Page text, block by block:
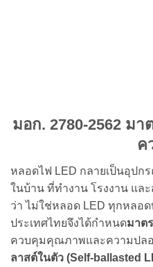
มอก. 2780-2562 ม
ค
หลอดไฟ LED กลายเป็นอุปก
ในบ้าน ที่ทำงาน โรงงาน แล
ว่า ไม่ใช่หลอด LED ทุกหลอ
ประเทศไทยจึงได้กำหนดมาต
ควบคุมคุณภาพและความปล
ลาสต์ในตัว (Self-ballasted